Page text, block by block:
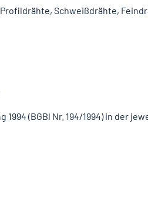
Schweißdrähte,
(BGBl Nr. 194/1994) in der